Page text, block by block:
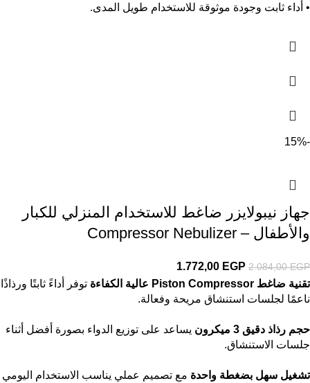
• أداء ثابت وجودة موثوقة للاستخدام طويل المدى.
-15%
جهاز نيبولايزر ضاغط للاستخدام المنزلي للكبار
والأطفال – Compressor Nebulizer
2.084,00EGP
1.772,00 EGP
تقنية ضاغط Piston Compressor عالية الكفاءة
توفر أداءً ثابتًا ورذاذًا
ناعمًا لجلسات استنشاق مريحة وفعالة.
حجم رذاذ دقيق 3 ميكرون
يساعد على توزيع الدواء بصورة أفضل أثناء
جلسات الاستنشاق.
تشغيل سهل بضغطة واحدة مع تصميم عملي يناسب الاستخدام اليومي